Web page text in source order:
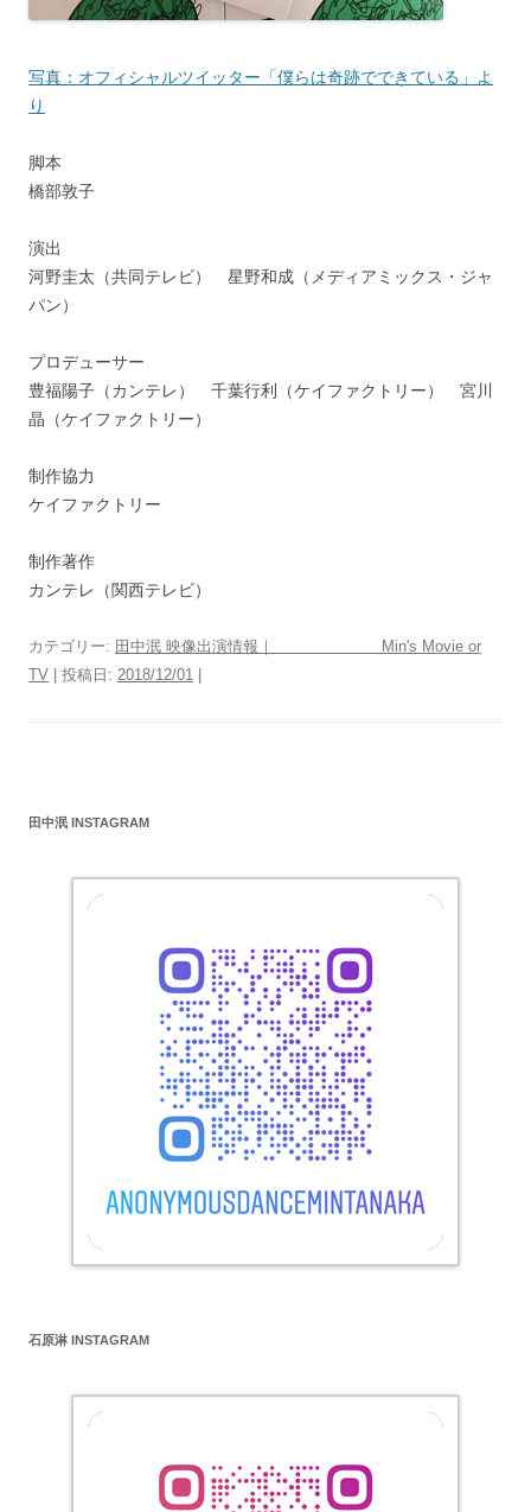
写真：オフィシャルツイッター「僕らは奇跡でできている」よ
り
脚本
橋部敦子
演出
河野圭太（共同テレビ） 星野和成（メディアミックス・ジャ
パン）
プロデューサー
豊福陽子（カンテレ） 千葉行利（ケイファクトリー） 宮川
晶（ケイファクトリー）
制作協力
ケイファクトリー
制作著作
カンテレ（関西テレビ）
カテゴリー: 田中泯 映像出演情報｜ Min's Movie or
TV | 投稿日: 2018/12/01 |
田中泯 INSTAGRAM
石原淋 INSTAGRAM